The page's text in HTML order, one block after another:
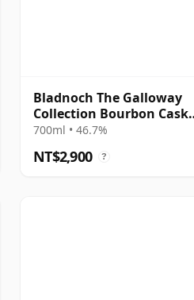
Bladnoch The Galloway
Collection Bourbon Cask
Matured Lowla 13 年
700ml • 46.7%
NT$2,900 ?